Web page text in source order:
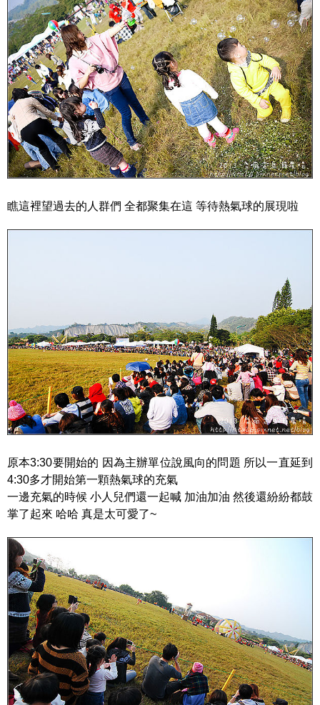
瞧這裡望過去的人群們 全都聚集在這 等待熱氣球的展現啦
原本3:30要開始的 因為主辦單位說風向的問題 所以一直延到
4:30多才開始第一顆熱氣球的充氣
一邊充氣的時候 小人兒們還一起喊 加油加油 然後還紛紛都鼓
掌了起來 哈哈 真是太可愛了~